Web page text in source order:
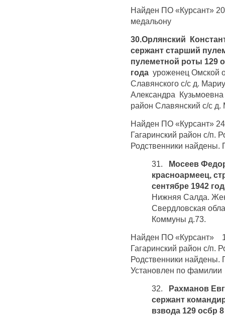
Найден ПО «Курсант»
медальону
30.Орлянский
сержант старший
пулеметной роты 129
года уроженец Омской
Славянского с/с д.
Александра
район Славянский с/с д.
Найден ПО «Курсант»
Гагаринский район с/п.
Родственники найдены.
31. Мосеев
красноармеец,
сентябре 1942
Нижняя Салда.
Свердловская
Коммуны д.73.
Найден ПО «Курсант»
Гагаринский район с/п.
Родственники найдены.
Установлен по фамилии
32. Рахманов
сержант
взвода 129 осбр